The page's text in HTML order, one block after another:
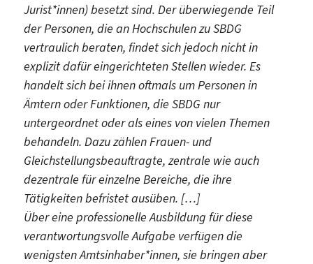
Jurist*innen) besetzt sind. Der überwiegende Teil
der Personen, die an Hochschulen zu SBDG
vertraulich beraten, findet sich jedoch nicht in
explizit dafür eingerichteten Stellen wieder. Es
handelt sich bei ihnen oftmals um Personen in
Ämtern oder Funktionen, die SBDG nur
untergeordnet oder als eines von vielen Themen
behandeln. Dazu zählen Frauen- und
Gleichstellungsbeauftragte, zentrale wie auch
dezentrale für einzelne Bereiche, die ihre
Tätigkeiten befristet ausüben. […]
Über eine professionelle Ausbildung für diese
verantwortungsvolle Aufgabe verfügen die
wenigsten Amtsinhaber*innen, sie bringen aber